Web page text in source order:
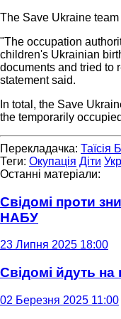
The Save Ukraine team
"The occupation
children's Ukrainian
documents and tried to
statement said.
In total, the Save
the temporarily
Перекладачка: Таїсія
Теги: Окупація Діти
Останні матеріали:
Свідомі проти
НАБУ
23 Липня 2025 18:00
Свідомі йдуть на
02 Березня 2025 11:00